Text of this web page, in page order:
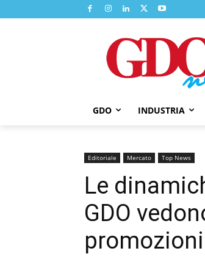
GDO INDUSTRIA
Editoriale Mercato Top News
Le
GDO